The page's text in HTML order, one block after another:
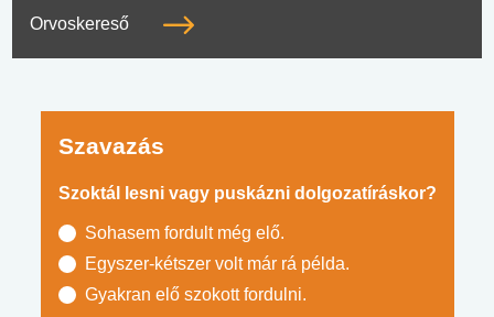
Orvoskereső
Szavazás
Szoktál lesni vagy puskázni dolgozatíráskor?
Sohasem fordult még elő.
Egyszer-kétszer volt már rá példa.
Gyakran elő szokott fordulni.